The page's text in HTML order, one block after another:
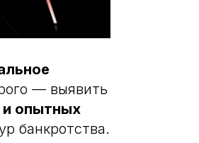
— выявить
опытных
банкротства.